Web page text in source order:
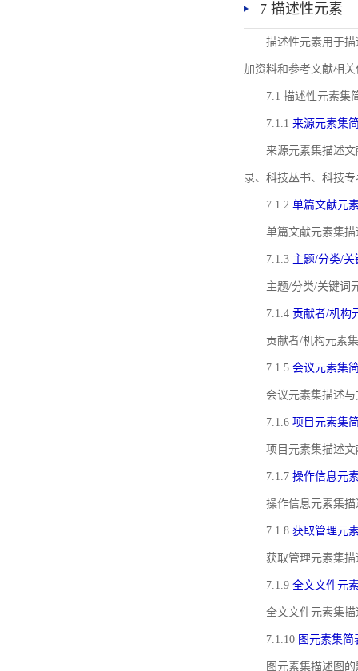
7 描述性元素
描述性元素用于
加资料和参考文献相
7.1 描述性元素集
7.1.1 来源元素集
来源元素集描述
录、科技丛书、科技
7.1.2 单篇文献元
单篇文献元素集
7.1.3 主题/分类/
主题/分类/关键词
7.1.4 贡献者/机构
贡献者/机构元素
7.1.5 会议元素集
会议元素集描述
7.1.6 项目元素集
项目元素集描述
7.1.7 操作信息元
操作信息元素集
7.1.8 获取管理元
获取管理元素集
7.1.9 全文文件元
全文文件元素集
7.1.10 图元素集简
图元素集描述图